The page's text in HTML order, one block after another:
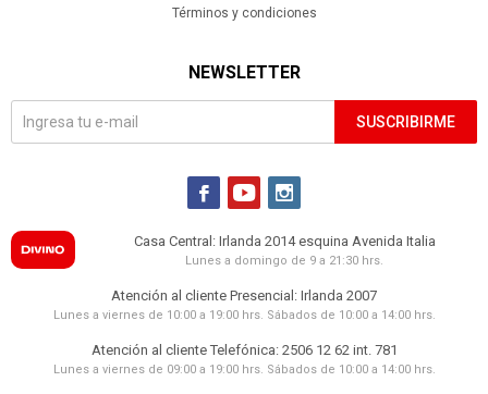
Términos y condiciones
NEWSLETTER
SUSCRIBIRME
  
Casa Central: Irlanda 2014 esquina Avenida Italia
Lunes a domingo de 9 a 21:30 hrs.
Atención al cliente Presencial: Irlanda 2007
Lunes a viernes de 10:00 a 19:00 hrs. Sábados de 10:00 a 14:00 hrs.
Atención al cliente Telefónica: 2506 12 62 int. 781
Lunes a viernes de 09:00 a 19:00 hrs. Sábados de 10:00 a 14:00 hrs.